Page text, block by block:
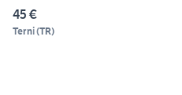
45 €
Terni(TR)